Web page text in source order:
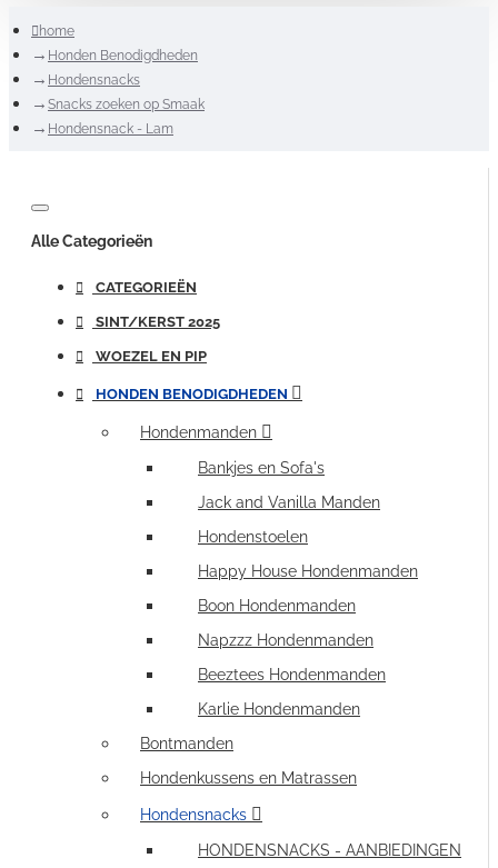
home
Honden Benodigdheden
Hondensnacks
Snacks zoeken op Smaak
Hondensnack - Lam
Alle Categorieën
CATEGORIEËN
SINT/KERST 2025
WOEZEL EN PIP
HONDEN BENODIGDHEDEN
Hondenmanden
Bankjes en Sofa's
Jack and Vanilla Manden
Hondenstoelen
Happy House Hondenmanden
Boon Hondenmanden
Napzzz Hondenmanden
Beeztees Hondenmanden
Karlie Hondenmanden
Bontmanden
Hondenkussens en Matrassen
Hondensnacks
HONDENSNACKS - AANBIEDINGEN